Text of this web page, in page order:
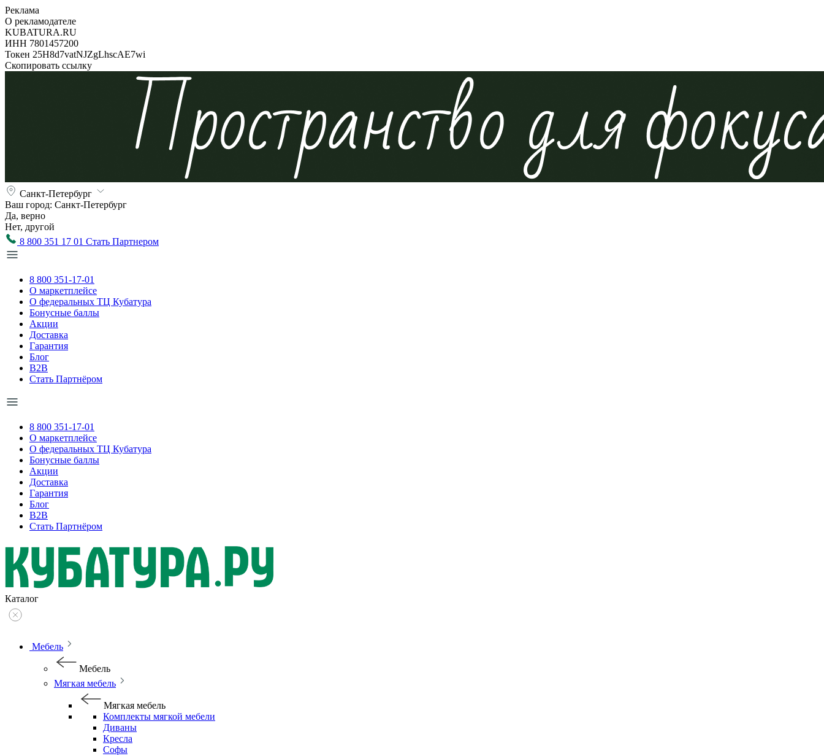
Реклама
О рекламодателе
KUBATURA.RU
ИНН 7801457200
Токен 25H8d7vatNJZgLhscAE7wi
Скопировать ссылку
Санкт-Петербург
Ваш город: Санкт-Петербург
Да, верно
Нет, другой
8 800 351 17 01 Стать Партнером
8 800 351-17-01
О маркетплейсе
О федеральных ТЦ Кубатура
Бонусные баллы
Акции
Доставка
Гарантия
Блог
B2B
Стать Партнёром
8 800 351-17-01
О маркетплейсе
О федеральных ТЦ Кубатура
Бонусные баллы
Акции
Доставка
Гарантия
Блог
B2B
Стать Партнёром
Каталог
Мебель
Мебель
Мягкая мебель
Мягкая мебель
Комплекты мягкой мебели
Диваны
Кресла
Софы